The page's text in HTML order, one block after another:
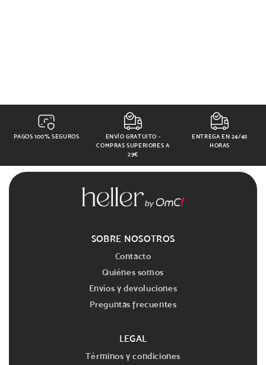
PAGOS 100% SEGUROS
ENVÍO GRATUITO -
COMPRAS SUPERIORES A
29€
ENTREGA EN 24/48
HORAS
SOBRE NOSOTROS
Contacto
Quiénes somos
Envíos y devoluciones
Preguntas frecuentes
LEGAL
Términos y condiciones